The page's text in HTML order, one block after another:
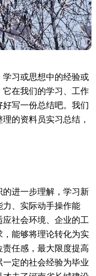
习或思想中的经验或
在我们的学习、工作
写一份总结吧。我们
的资料员实习总结，
进一步理解，学习新
、实际动手操作能
社会环境、企业的工
能够将理论转化为实
任感，最大限度提高
定的社会经验为毕业